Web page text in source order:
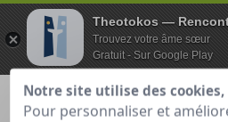
Theotokos —
Trouvez votre âme sœur
Gratuit - Sur Google Play
Notre site utilise des cookies,
Pour personnaliser et